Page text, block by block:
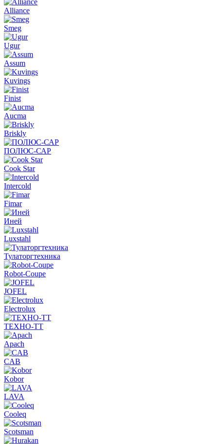
Alliance
Smeg
Ugur
Assum
Kuvings
Finist
Aucma
Briskly
ПОЛЮС-САР
Cook Star
Intercold
Fimar
Иней
Luxstahl
Тулаторгтехника
Robot-Coupe
JOFEL
Electrolux
ТЕХНО-ТТ
Apach
CAB
Kobor
LAVA
Cooleq
Scotsman